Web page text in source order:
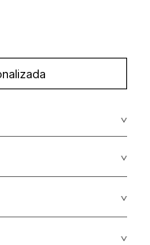
el acabado rústico de
Card y American